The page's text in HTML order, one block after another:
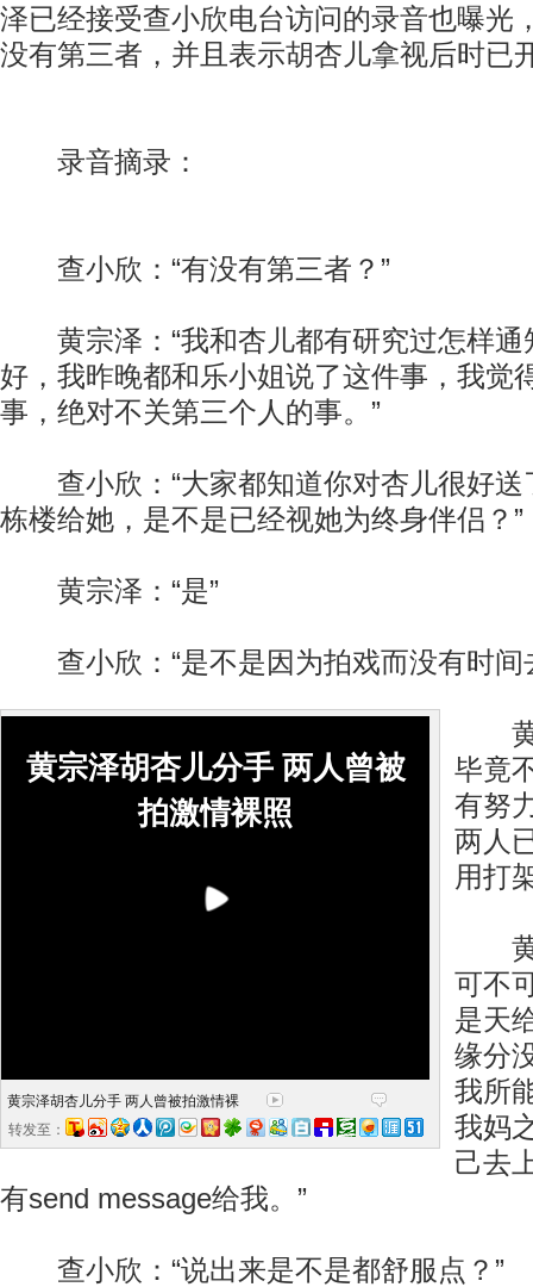
泽已经接受查小欣电台访问的录音也曝光
没有第三者，并且表示胡杏儿拿视后时已
录音摘录：
查小欣：“有没有第三者？”
黄宗泽：“我和杏儿都有研究过怎样通
好，我昨晚都和乐小姐说了这件事，我觉
事，绝对不关第三个人的事。”
查小欣：“大家都知道你对杏儿很好送
栋楼给她，是不是已经视她为终身伴侣？”
黄宗泽：“是”
查小欣：“是不是因为拍戏而没有时间
黄宗泽胡杏儿分手 两人曾被
拍激情裸照
黄宗泽胡杏儿分手 两人曾被拍激情裸
转发至：
黄
毕竟
有努
两人
用打
黄
可不
是天
缘分
我所
我妈
己去
有send message给我。”
查小欣：“说出来是不是都舒服点？”